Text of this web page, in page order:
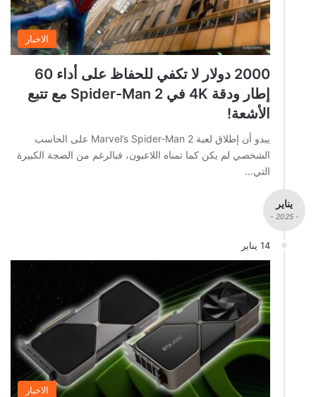
الاخبار
2000 دولار لا تكفي للحفاظ على أداء 60
إطار ودقة 4K في Spider-Man 2 مع تتبع
الأشعة!
يبدو أن إطلاق لعبة Marvel’s Spider-Man 2 على الحاسب
الشخصي لم يكن كما تمناه اللاعبون، فبالرغم من الضجة الكبيرة
التي…
يناير
- 2025 -
14 يناير
الاخبار